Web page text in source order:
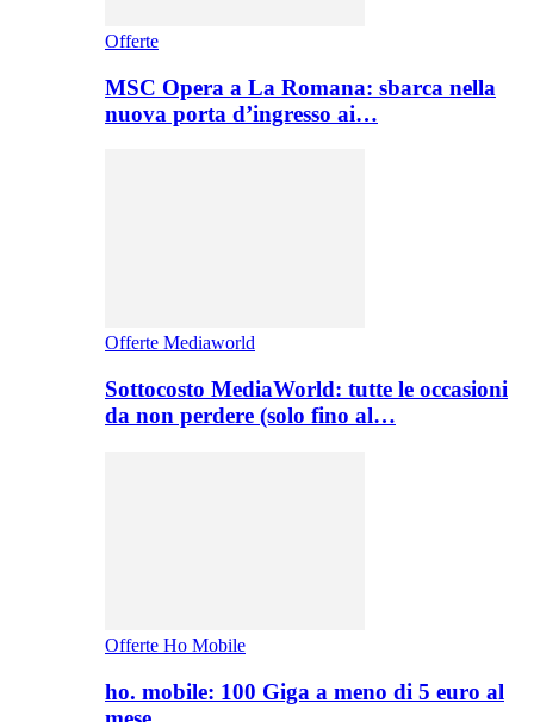
Offerte
MSC Opera a La Romana: sbarca nella
nuova porta d’ingresso ai…
Offerte Mediaworld
Sottocosto MediaWorld: tutte le occasioni
da non perdere (solo fino al…
Offerte Ho Mobile
ho. mobile: 100 Giga a meno di 5 euro al